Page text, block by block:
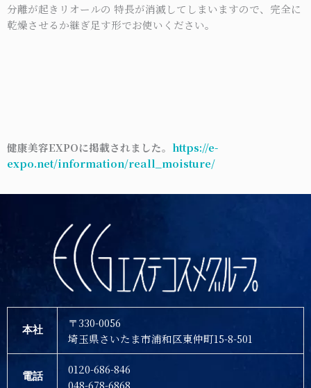
分離が起きリオールの 特長が消滅してしまいますので、完全に
乾燥させるか継ぎ足す形でお使いください。
健康美容EXPOに掲載されました。 https://e-
expo.net/information/reall_moisture/
本社
〒330-0056
埼玉県さいたま市浦和区東仲町15-8-501
電話
0120-686-846
048-678-6868